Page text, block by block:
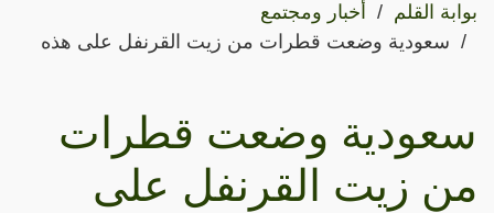
بوابة القلم
أخبار ومجتمع
سعودية وضعت قطرات من زيت القرنفل على هذه
سعودية وضعت قطرات
من زيت القرنفل على